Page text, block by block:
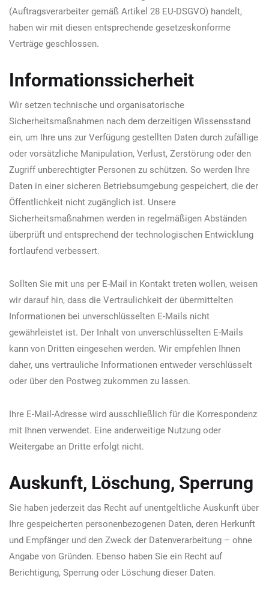
(Auftragsverarbeiter gemäß Artikel 28 EU-DSGVO) handelt,
haben wir mit diesen entsprechende gesetzeskonforme
Verträge geschlossen.
Informationssicherheit
Wir setzen technische und organisatorische
Sicherheitsmaßnahmen nach dem derzeitigen Wissensstand
ein, um Ihre uns zur Verfügung gestellten Daten durch zufällige
oder vorsätzliche Manipulation, Verlust, Zerstörung oder den
Zugriff unberechtigter Personen zu schützen. So werden Ihre
Daten in einer sicheren Betriebsumgebung gespeichert, die der
Öffentlichkeit nicht zugänglich ist. Unsere
Sicherheitsmaßnahmen werden in regelmäßigen Abständen
überprüft und entsprechend der technologischen Entwicklung
fortlaufend verbessert.
Sollten Sie mit uns per E-Mail in Kontakt treten wollen, weisen
wir darauf hin, dass die Vertraulichkeit der übermittelten
Informationen bei unverschlüsselten E-Mails nicht
gewährleistet ist. Der Inhalt von unverschlüsselten E-Mails
kann von Dritten eingesehen werden. Wir empfehlen Ihnen
daher, uns vertrauliche Informationen entweder verschlüsselt
oder über den Postweg zukommen zu lassen.
Ihre E-Mail-Adresse wird ausschließlich für die Korrespondenz
mit Ihnen verwendet. Eine anderweitige Nutzung oder
Weitergabe an Dritte erfolgt nicht.
Auskunft, Löschung, Sperrung
Sie haben jederzeit das Recht auf unentgeltliche Auskunft über
Ihre gespeicherten personenbezogenen Daten, deren Herkunft
und Empfänger und den Zweck der Datenverarbeitung – ohne
Angabe von Gründen. Ebenso haben Sie ein Recht auf
Berichtigung, Sperrung oder Löschung dieser Daten.